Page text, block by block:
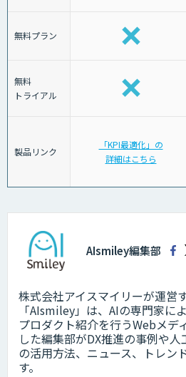
無料プラン
無料
トライアル
製品リンク
「KPI最適化」の
詳細はこちら
AIsmiley編集部
株式会社アイスマイリーが運営
「AIsmiley」は、AIの専門家に
プロダクト紹介を行うWebメデ
した編集部がDX推進の事例や
の活用方法、ニュース、トレン
す。